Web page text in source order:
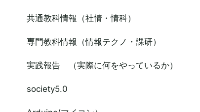
共通教科情報（社情・情科）
専門教科情報（情報テクノ・課研）
実践報告 （実際に何をやっているか）
society5.0